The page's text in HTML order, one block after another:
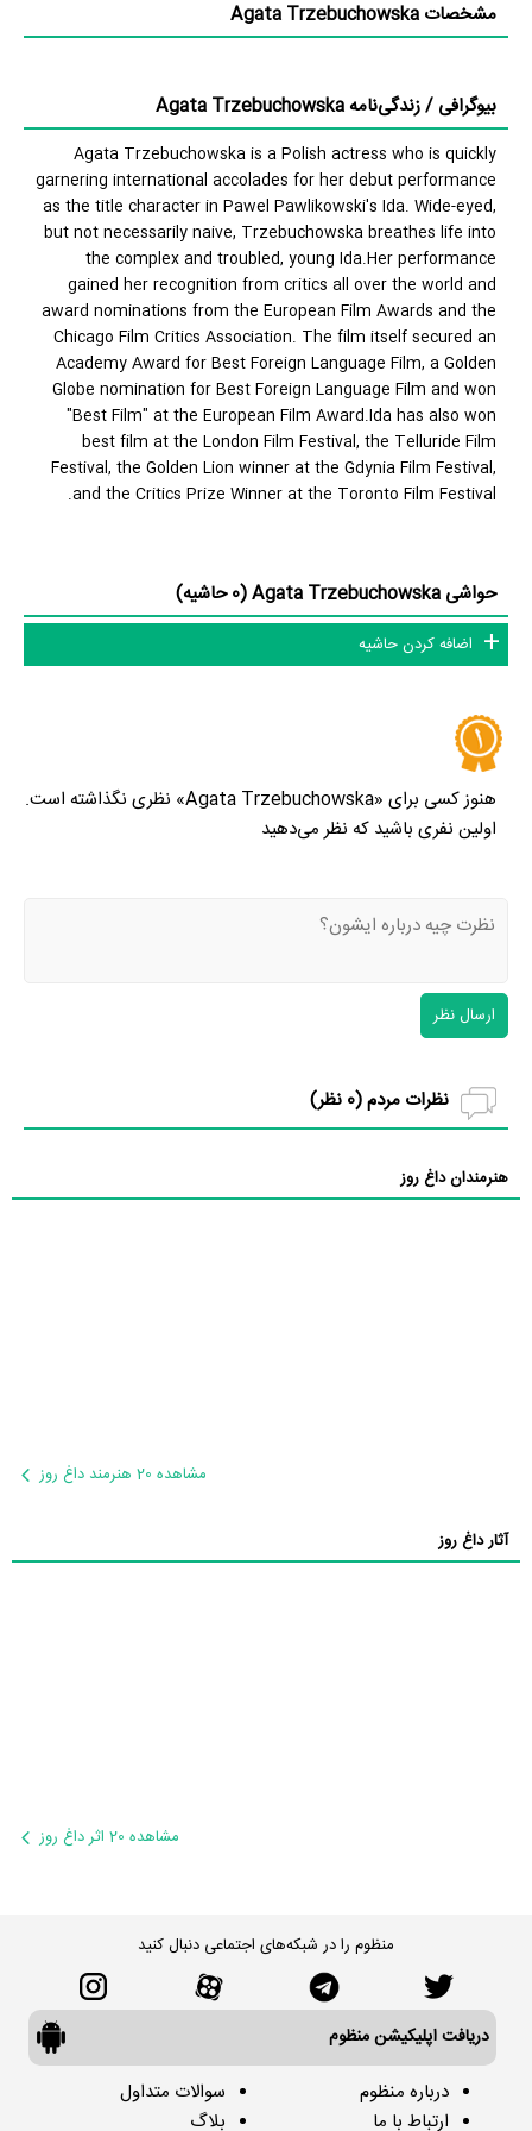
Trzebuchowska، حواشی Agata Trzebuchowska و کودکی Agata
Trzebuchowska می‌دانید حتما برای ما ارسال کنید.
مشخصات Agata Trzebuchowska
بیوگرافی / زندگی‌نامه Agata Trzebuchowska
Agata Trzebuchowska is a Polish actress who is quickly
garnering international accolades for her debut performance
as the title character in Pawel Pawlikowski's Ida. Wide-eyed,
but not necessarily naive, Trzebuchowska breathes life into
the complex and troubled, young Ida.Her performance
gained her recognition from critics all over the world and
award nominations from the European Film Awards and the
Chicago Film Critics Association. The film itself secured an
Academy Award for Best Foreign Language Film, a Golden
Globe nomination for Best Foreign Language Film and won
"Best Film" at the European Film Award.Ida has also won
best film at the London Film Festival, the Telluride Film
Festival, the Golden Lion winner at the Gdynia Film Festival,
and the Critics Prize Winner at the Toronto Film Festival.
حواشی Agata Trzebuchowska (0 حاشیه)
اضافه کردن حاشیه
هنوز کسی برای «Agata Trzebuchowska» نظری نگذاشته است.
اولین نفری باشید که نظر می‌دهید
ارسال نظر
نظرات مردم (0 نظر)
هنرمندان داغ روز
مشاهده 20 هنرمند داغ روز
آثار داغ روز
مشاهده 20 اثر داغ روز
منظوم را در شبکه‌های اجتماعی دنبال کنید
دریافت اپلیکیشن منظوم
درباره منظوم
ارتباط با ما
سوالات متداول
بلاگ